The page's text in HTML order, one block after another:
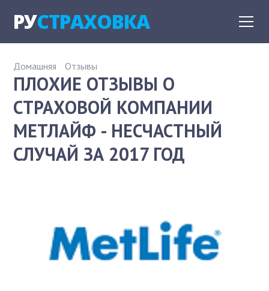
РУСТРАХОВКА
Домашняя Отзывы
ПЛОХИЕ ОТЗЫВЫ О
СТРАХОВОЙ КОМПАНИИ
МЕТЛАЙФ - НЕСЧАСТНЫЙ
СЛУЧАЙ ЗА 2017 ГОД